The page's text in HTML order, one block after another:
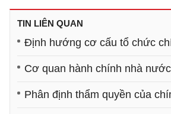
TIN LIÊN QUAN
Định hướng cơ cấu tổ chức
Cơ quan hành chính nhà
Phân định thẩm quyền của